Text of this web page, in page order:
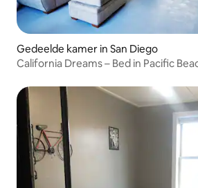
Gedeelde kamer in San Diego
California Dreams – Bed in Pacific